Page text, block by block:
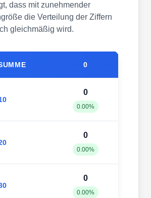
dass mit zunehmender
die Verteilung der Ziffern
gleichmäßig wird.
0
0
0.00%
0
0.00%
0
0.00%